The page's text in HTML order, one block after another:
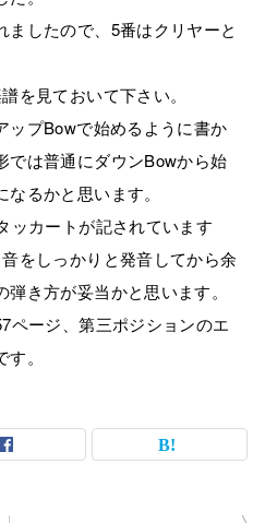
したので、5番はクリヤーと
を見ておいて下さい。
ップBowで始めるように書か
では普通にダウンBowから始
るかと思います。
ッカートが記されています
をしっかりと発音してから余
き方が妥当かと思います。
ページ、第三ポジションのエ
。